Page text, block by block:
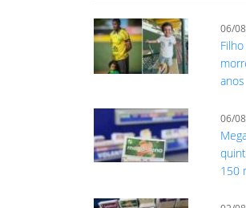
06/
anos
06/
150